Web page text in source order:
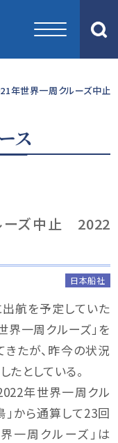
年世界一周クルーズ中
ス
ーズ中止 2022
日本船社
航を予定していた
界一周クルーズ」を
たが、昨今の状況
としている。
年世界一周クル
」から通算して23回
一周クルーズ」は